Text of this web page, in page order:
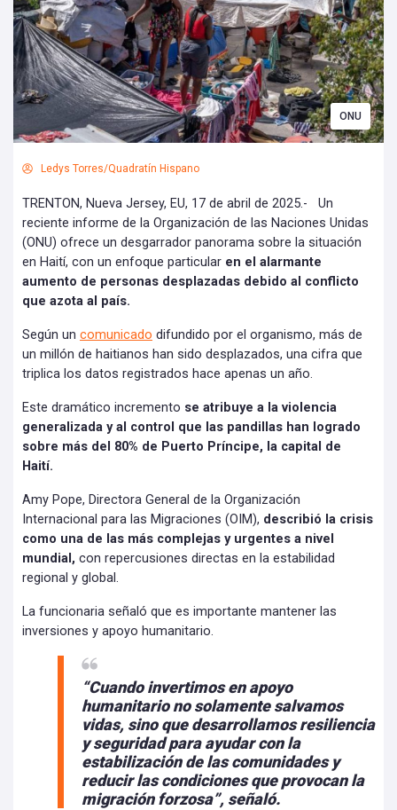
ONU
Ledys Torres/Quadratín Hispano
TRENTON, Nueva Jersey, EU, 17 de abril de 2025.- Un
reciente informe de la Organización de las Naciones Unidas
(ONU) ofrece un desgarrador panorama sobre la situación
en Haití, con un enfoque particular en el alarmante
aumento de personas desplazadas debido al conflicto
que azota al país.
Según un comunicado difundido por el organismo, más de
un millón de haitianos han sido desplazados, una cifra que
triplica los datos registrados hace apenas un año.
Este dramático incremento se atribuye a la violencia
generalizada y al control que las pandillas han logrado
sobre más del 80% de Puerto Príncipe, la capital de
Haití.
Amy Pope, Directora General de la Organización
Internacional para las Migraciones (OIM), describió la crisis
como una de las más complejas y urgentes a nivel
mundial, con repercusiones directas en la estabilidad
regional y global.
La funcionaria señaló que es importante mantener las
inversiones y apoyo humanitario.
“Cuando invertimos en apoyo
humanitario no solamente salvamos
vidas, sino que desarrollamos resiliencia
y seguridad para ayudar con la
estabilización de las comunidades y
reducir las condiciones que provocan la
migración forzosa”, señaló.